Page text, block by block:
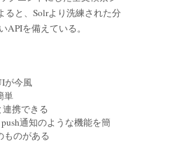
ると、Solrより洗練された分
APIを備えている。
が今風
単
連携できる
通知のような機能を簡
ものがある